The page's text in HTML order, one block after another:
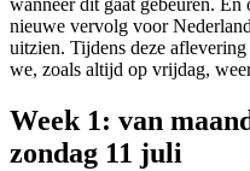
wanneer dit gaat gebeuren.
nieuwe vervolg voor
uitzien. Tijdens deze
we, zoals altijd op vrijdag,
Week 1: van
zondag 11 juli